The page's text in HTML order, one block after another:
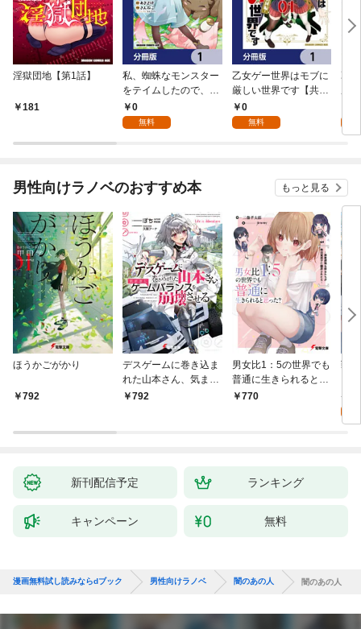
淫獄団地【第1話】
181
私、蜘蛛なモンスター
をテイムしたので、ス
パイダーシルクで裁縫
を頑張ります！【分冊
0
無料
乙女ゲー世界はモブに
厳しい世界です【共和
国編】【分冊版】 1
0
無料
乙
男性向けラノベのおすすめ本 もっと見る
ほうかごがかり
792
デスゲームに巻き込ま
れた山本さん、気まま
にゲームバランスを崩
792
男女比1：5の世界でも
普通に生きられると思
った？ ～激重感情な
770
戦
特
新刊配信予定 ランキング
キャンペーン 無料
漫画無料試し読みならdブック 男性向けラノベ 闇のあの人 闇のあの人